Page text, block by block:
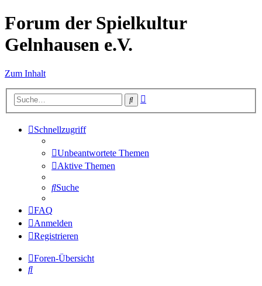
Forum der Spielkultur
Gelnhausen e.V.
Zum Inhalt
Suche
Schnellzugriff
Unbeantwortete Themen
Aktive Themen
Suche
FAQ
Anmelden
Registrieren
Foren-Übersicht
Suche